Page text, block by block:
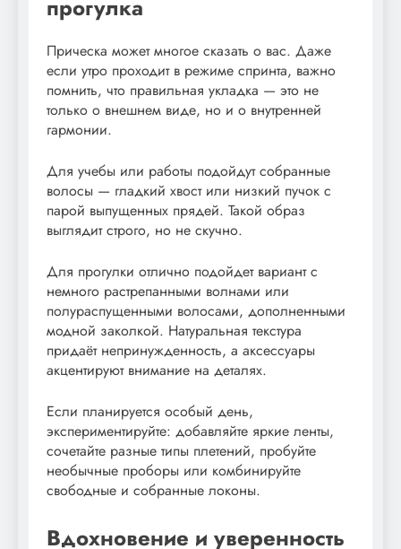
прогулка
Прическа может многое сказать о вас. Даже
если утро проходит в режиме спринта, важно
помнить, что правильная укладка — это не
только о внешнем виде, но и о внутренней
гармонии.
Для учебы или работы подойдут собранные
волосы — гладкий хвост или низкий пучок с
парой выпущенных прядей. Такой образ
выглядит строго, но не скучно.
Для прогулки отлично подойдет вариант с
немного растрепанными волнами или
полураспущенными волосами, дополненными
модной заколкой. Натуральная текстура
придаёт непринужденность, а аксессуары
акцентируют внимание на деталях.
Если планируется особый день,
экспериментируйте: добавляйте яркие ленты,
сочетайте разные типы плетений, пробуйте
необычные проборы или комбинируйте
свободные и собранные локоны.
Вдохновение и уверенность